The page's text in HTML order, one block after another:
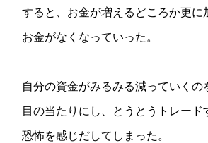
すると、お金が増えるどころか更に
お金がなくなっていった。
自分の資金がみるみる減っていくの
目の当たりにし、とうとうトレード
恐怖を感じだしてしまった。